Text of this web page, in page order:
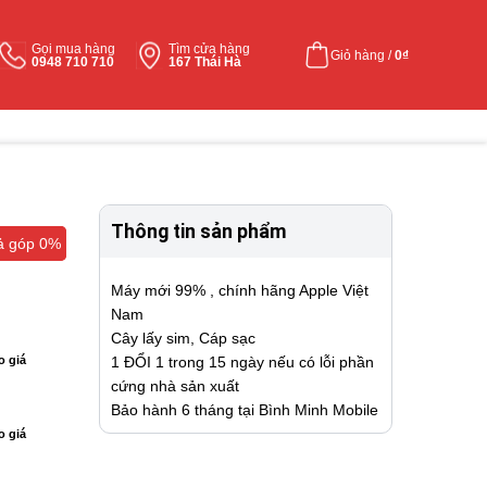
Gọi mua hàng
0948 710 710
Tìm cửa hàng
167 Thái Hà
Giỏ hàng /0₫
góp 0%
giá
giá
góp 0%
Thông tin sản phẩm
Máy mới 99% , chính hãng Apple Việt
Nam
Cây lấy sim, Cáp sạc
1 ĐỔI 1 trong 15 ngày nếu có lỗi phần
cứng nhà sản xuất
Bảo hành 6 tháng tại Bình Minh Mobile